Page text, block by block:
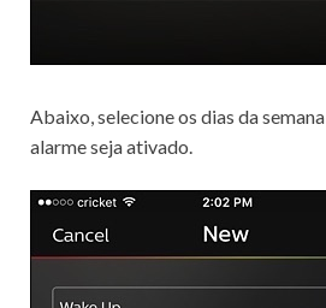
Abaixo, selecione os dias da
alarme seja ativado.